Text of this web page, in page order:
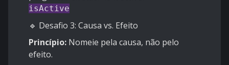
isActive
🔹 Desafio 3: Causa vs. Efeito
Princípio: Nomeie pela causa, não pelo
efeito.